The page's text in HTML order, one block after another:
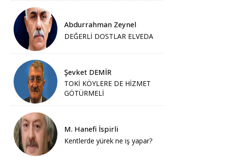
Abdurrahman Zeynel
DEĞERLİ DOSTLAR ELVEDA
Şevket DEMİR
TOKİ KÖYLERE DE HİZMET
GÖTÜRMELİ
M. Hanefi İspirli
Kentlerde yürek ne iş yapar?